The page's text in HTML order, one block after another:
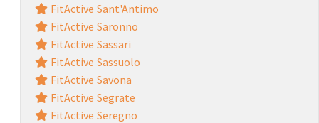
FitActive Sant'Antimo
FitActive Saronno
FitActive Sassari
FitActive Sassuolo
FitActive Savona
FitActive Segrate
FitActive Seregno